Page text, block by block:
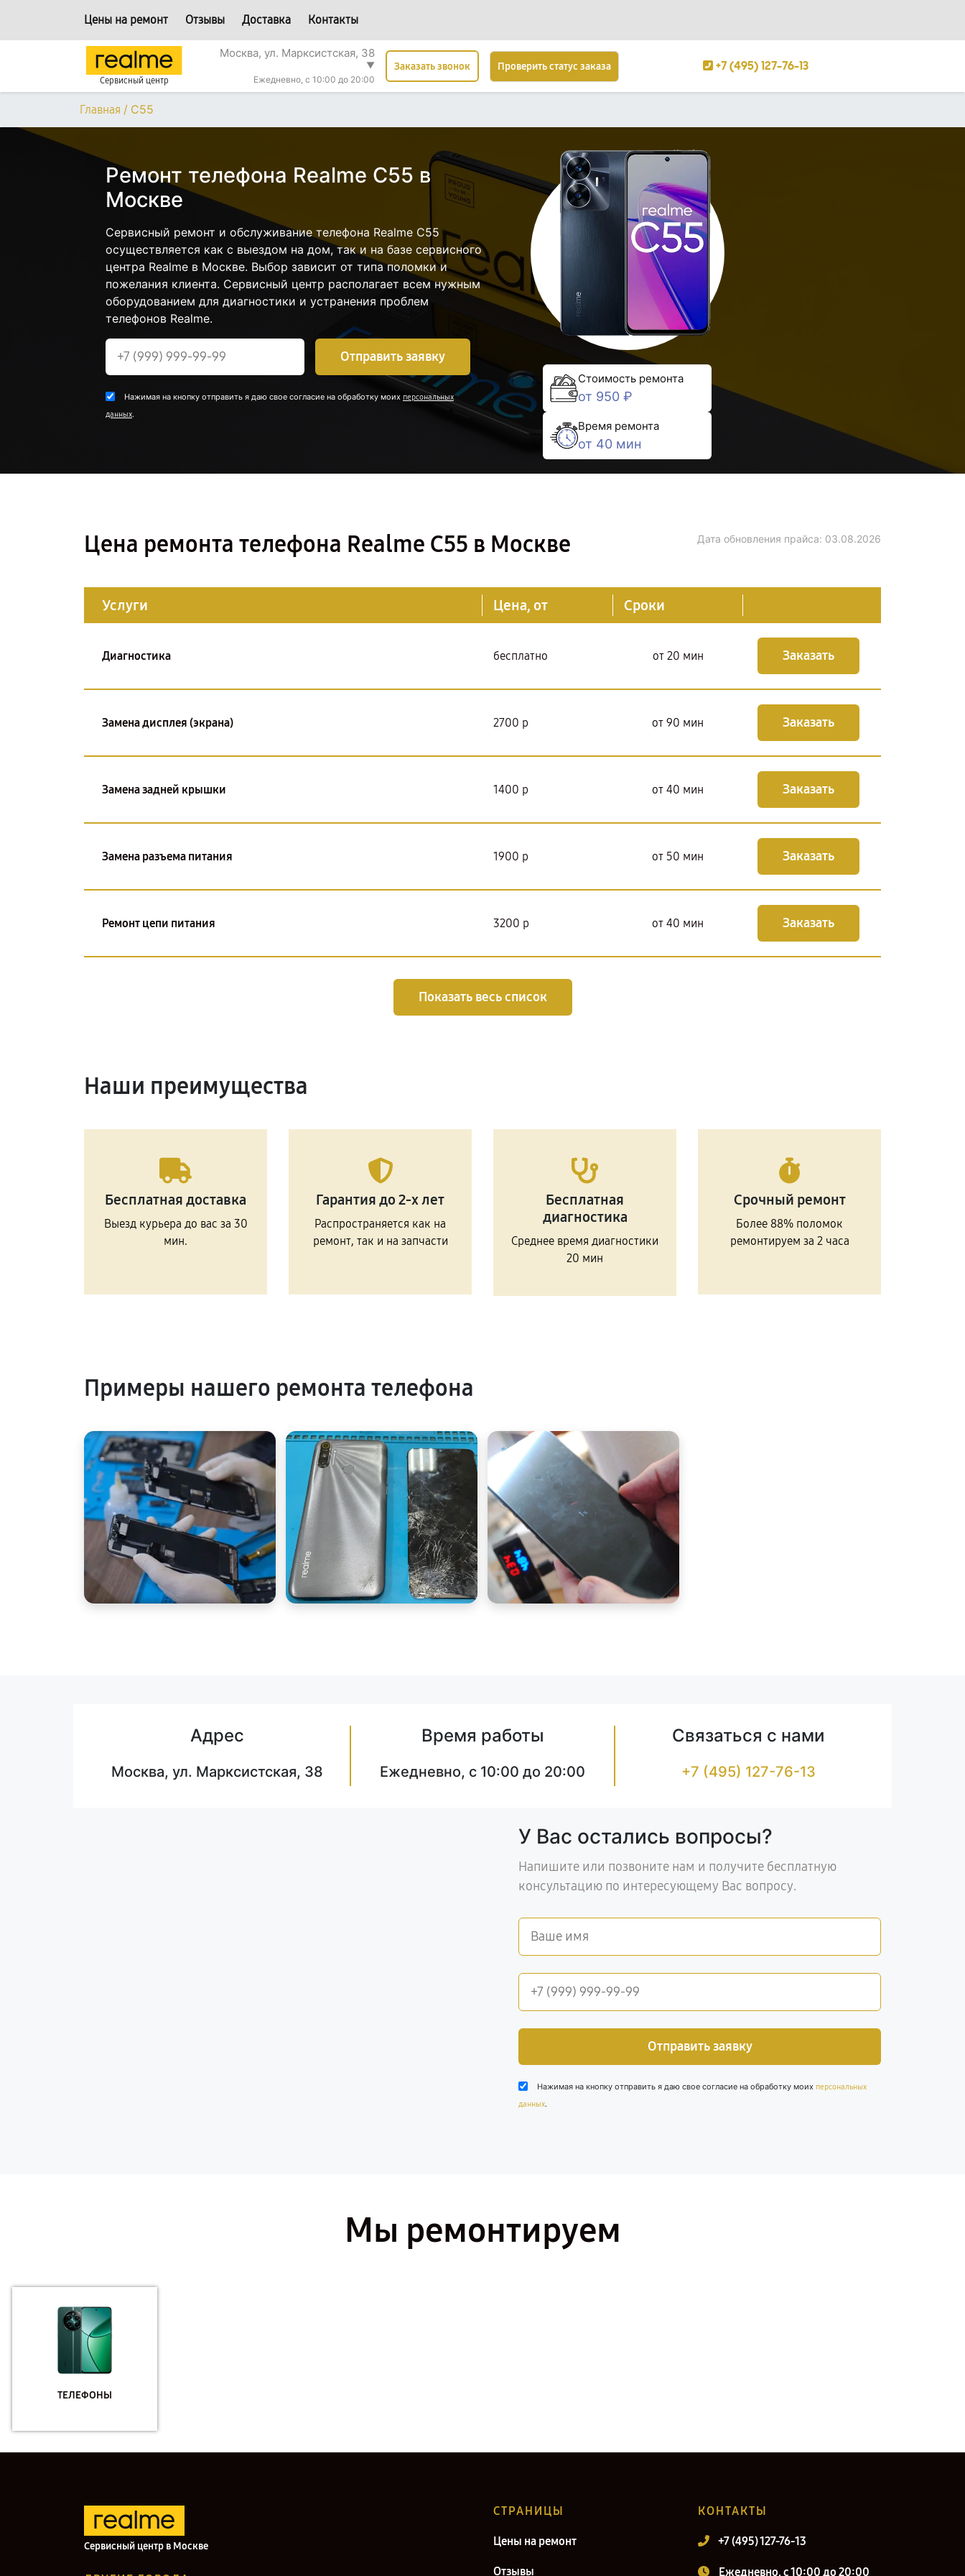
Цены на ремонт Отзывы Доставка Контакты
Сервисный центр
Москва, ул. Марксистская, 38
▼
Ежедневно, с 10:00 до 20:00
Заказать звонок Проверить статус заказа +7 (495) 127-76-13
Главная / C55
Ремонт телефона Realme C55 в
Москве
Сервисный ремонт и обслуживание телефона Realme C55
осуществляется как с выездом на дом, так и на базе сервисного
центра Realme в Москве. Выбор зависит от типа поломки и
пожелания клиента. Сервисный центр располагает всем нужным
оборудованием для диагностики и устранения проблем
телефонов Realme.
Отправить заявку
Нажимая на кнопку отправить я даю свое согласие на обработку моих персональных
данных.
Стоимость ремонта
от 950 ₽
Время ремонта
от 40 мин
Цена ремонта телефона Realme C55 в Москве Дата обновления прайса: 03.08.2026
Услуги Цена, от Сроки
Диагностика бесплатно от 20 мин Заказать
Замена дисплея (экрана) 2700 р от 90 мин Заказать
Замена задней крышки 1400 р от 40 мин Заказать
Замена разъема питания 1900 р от 50 мин Заказать
Ремонт цепи питания 3200 р от 40 мин Заказать
Показать весь список
Наши преимущества
Бесплатная доставка
Выезд курьера до вас за 30
мин.
Гарантия до 2-х лет
Распространяется как на
ремонт, так и на запчасти
Бесплатная
диагностика
Среднее время диагностики
20 мин
Срочный ремонт
Более 88% поломок
ремонтируем за 2 часа
Примеры нашего ремонта телефона
Адрес
Москва, ул. Марксистская, 38
Время работы
Ежедневно, с 10:00 до 20:00
Связаться с нами
+7 (495) 127-76-13
У Вас остались вопросы?
Напишите или позвоните нам и получите бесплатную
консультацию по интересующему Вас вопросу.
Отправить заявку
Нажимая на кнопку отправить я даю свое согласие на обработку моих персональных
данных.
Мы ремонтируем
ТЕЛЕФОНЫ
Сервисный центр в Москве
СТРАНИЦЫ
Цены на ремонт
Отзывы
КОНТАКТЫ
+7 (495) 127-76-13
Ежедневно, с 10:00 до 20:00